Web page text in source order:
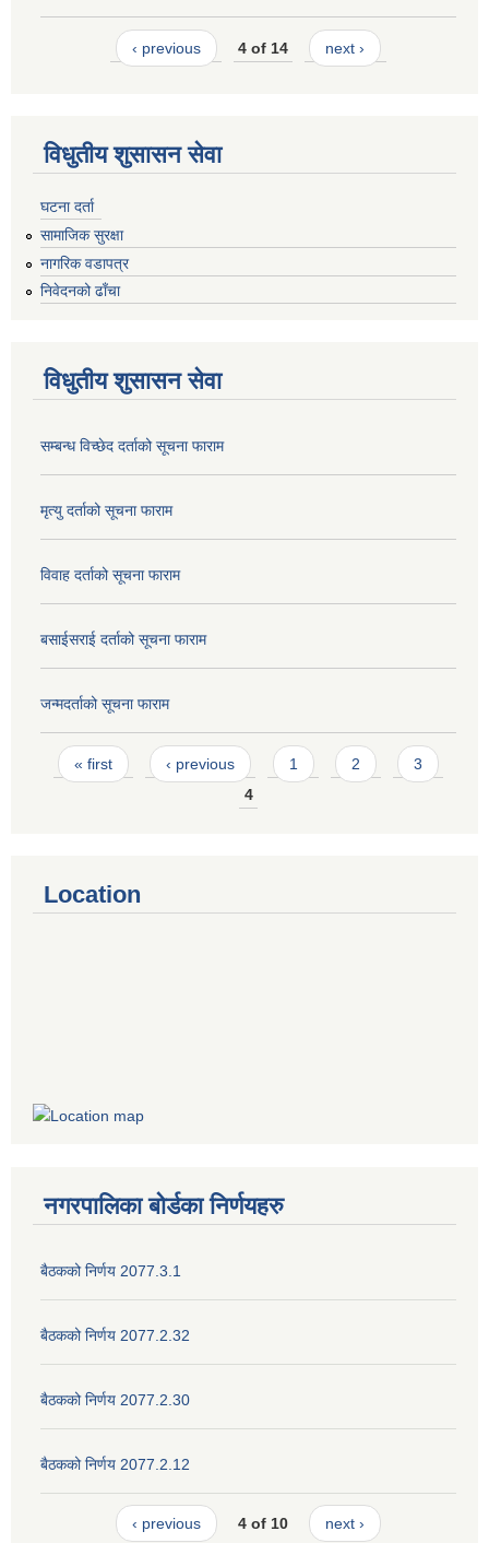
‹ previous 4 of 14 next ›
विधुतीय शुसासन सेवा
घटना दर्ता
सामाजिक सुरक्षा
नागरिक वडापत्र
निवेदनको ढाँचा
विधुतीय शुसासन सेवा
सम्बन्ध विच्छेद दर्ताको सूचना फाराम
मृत्यु दर्ताको सूचना फाराम
विवाह दर्ताको सूचना फाराम
बसाईसराई दर्ताको सूचना फाराम
जन्मदर्ताको सूचना फाराम
Pages
« first ‹ previous 1 2
3
4
Location
नगरपालिका बोर्डका निर्णयहरु
बैठकको निर्णय 2077.3.1
बैठकको निर्णय 2077.2.32
बैठकको निर्णय 2077.2.30
बैठकको निर्णय 2077.2.12
‹ previous 4 of 10 next ›